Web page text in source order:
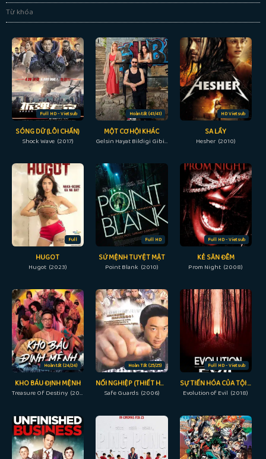
Từ khóa
Full HD - Vietsub
SÓNG DỮ (LÔI CHẤN)
Shock Wave (2017)
Hoàn tất (41/41)
MỘT CƠ HỘI KHÁC
Gelsin Hayat Bildigi Gibi (Another Chance) (2022)
HD Vietsub
SA LẦY
Hesher (2010)
Full
HUGOT
Hugot (2023)
Full HD
SỨ MỆNH TUYỆT MẬT
Point Blank (2010)
Full HD - Vietsub
KẺ SĂN ĐÊM
Prom Night (2008)
Hoàn tất (24/24)
KHO BÁU ĐỊNH MỆNH
Treasure Of Destiny (2023)
Hoàn Tất (25/25)
NỐI NGHIỆP (THIẾT HUYẾT BẢO TIÊU)
Safe Guards (2006)
Full HD - Vietsub
SỰ TIẾN HÓA CỦA TỘI ÁC
Evolution of Evil (2018)